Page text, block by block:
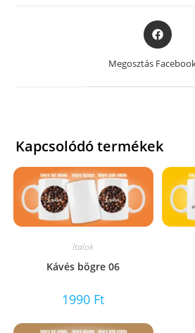
Opens
in
a
new
Megosztás
Kapcsolódó termékek
Italok
Kávés bögre 06
1990 Ft